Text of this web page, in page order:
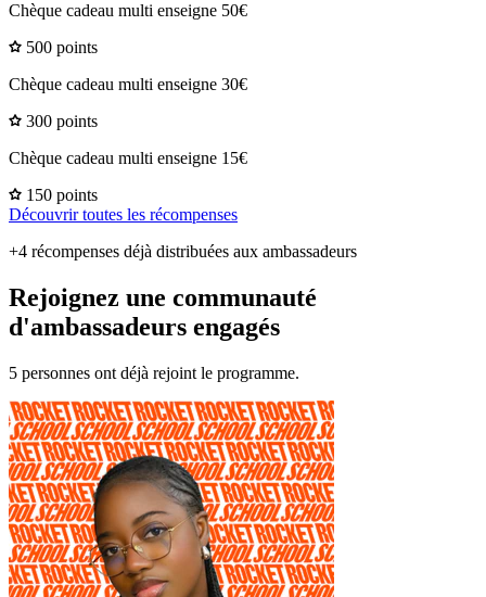
Chèque cadeau multi enseigne 50€
500 points
Chèque cadeau multi enseigne 30€
300 points
Chèque cadeau multi enseigne 15€
150 points
Découvrir toutes les récompenses
+4 récompenses déjà distribuées aux ambassadeurs
Rejoignez une communauté
d'ambassadeurs engagés
5 personnes ont déjà rejoint le programme.